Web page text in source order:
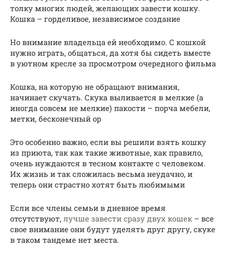
толку многих людей, желающих завести кошку.
Кошка – горделивое, независимое создание
Но внимание владельца ей необходимо. С кошкой
нужно играть, общаться, да хотя бы сидеть вместе
в уютном кресле за просмотром очередного фильма
Кошка, на которую не обращают внимания,
начинает скучать. Скука выливается в мелкие (а
иногда совсем не мелкие) пакости – порча мебели,
метки, бесконечный ор
Это особенно важно, если вы решили взять кошку
из приюта, так как такие животные, как правило,
очень нуждаются в тесном контакте с человеком.
Их жизнь и так сложилась весьма неудачно, и
теперь они страстно хотят быть любимыми
Если все члены семьи в дневное время
отсутствуют, лучше завести сразу двух кошек – все
свое внимание они будут уделять друг другу, скуке
в таком тандеме нет места.